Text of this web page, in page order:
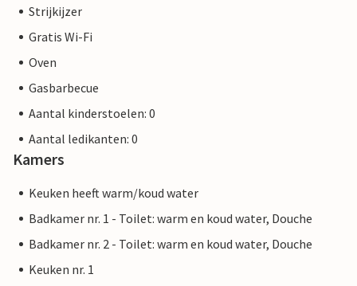
Strijkijzer
Gratis Wi-Fi
Oven
Gasbarbecue
Aantal kinderstoelen: 0
Aantal ledikanten: 0
Kamers
Keuken heeft warm/koud water
Badkamer nr. 1 - Toilet: warm en koud water, Douche
Badkamer nr. 2 - Toilet: warm en koud water, Douche
Keuken nr. 1